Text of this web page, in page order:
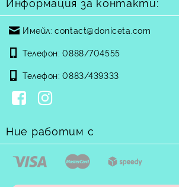
Имейл: contact@doniceta.com
Телефон: 0888/704555
Телефон: 0883/439333
Ние работим с